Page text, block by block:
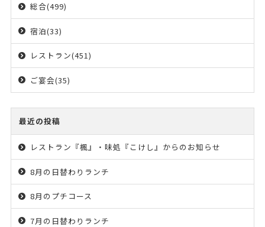
総合(499)
宿泊(33)
レストラン(451)
ご宴会(35)
最近の投稿
レストラン『楓』・味処『こけし』からのお知らせ
8月の日替わりランチ
8月のプチコース
7月の日替わりランチ